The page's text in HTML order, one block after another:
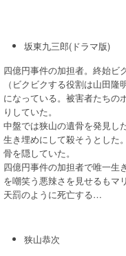
坂東九三郎(ドラマ版)
四億円事件の加担者。終始ビ
（ビクビクする役割は山田
になっている。被害者たちの
りしていた。
中盤では狭山の遺骨を発見し
生き埋めにして殺そうとした
骨を隠していた。
四億円事件の加担者で唯一生
を嘲笑う悪辣さを見せるもマ
天罰のように死亡する…
狭山恭次